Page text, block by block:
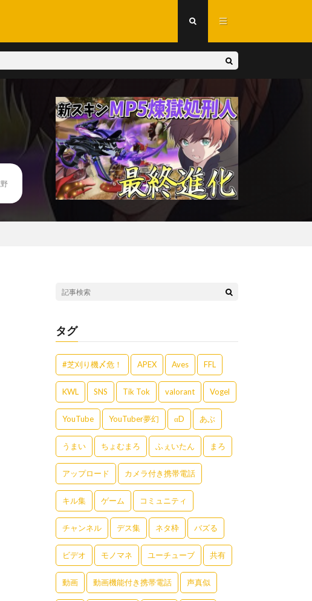
タグ
#芝刈り機〆危！ APEX Aves FFL
KWL SNS Tik Tok valorant Vogel
YouTube YouTuber夢幻 αD あぶ
うまい ちょむまろ ふぇいたん まろ
アップロード カメラ付き携帯電話
キル集 ゲーム コミュニティ
チャンネル デス集 ネタ枠 バズる
ビデオ モノマネ ユーチューブ 共有
動画 動画機能付き携帯電話 声真似